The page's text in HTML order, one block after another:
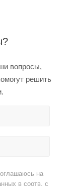
вопросы,
решить
на
в соотв. с